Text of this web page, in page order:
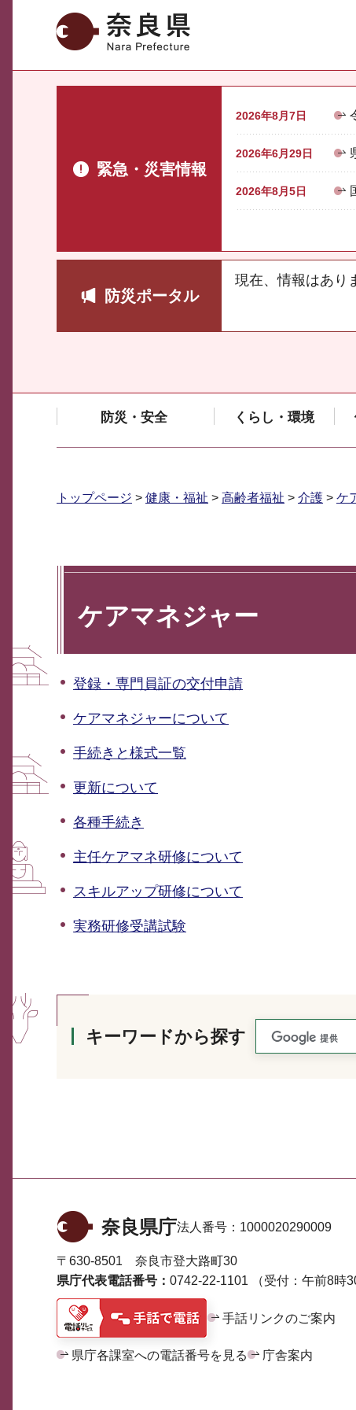
奈良県
緊急・災害情報
2026年8月7日
2026年6月29日
2026年8月5日
防災ポータル
現在、情報はあり
防災・安全 くらし・環境
トップページ > 健康・福祉 > 高齢者福祉 > 介護 > ケ
ケアマネジャー
登録・専門員証の交付申請
ケアマネジャーについて
手続きと様式一覧
更新について
各種手続き
主任ケアマネ研修について
スキルアップ研修について
実務研修受講試験
キーワードから探す
奈良県庁法人番号： 1000020290009
〒630-8501 奈良市登大路町30
県庁代表電話番号： 0742-22-1101 （受付：午前8時
手話リンクのご案内
県庁各課室への電話番号を見る 庁舎案内